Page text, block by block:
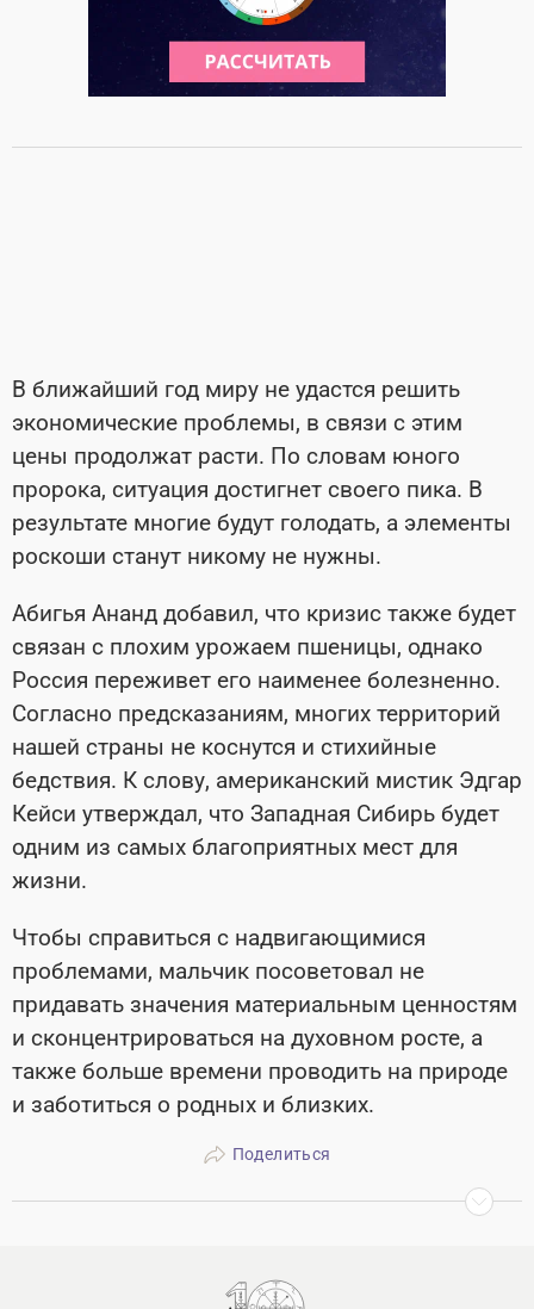
В ближайший год миру не удастся решить
экономические проблемы, в связи с этим
цены продолжат расти. По словам юного
пророка, ситуация достигнет своего пика. В
результате многие будут голодать, а элементы
роскоши станут никому не нужны.
Абигья Ананд добавил, что кризис также будет
связан с плохим урожаем пшеницы, однако
Россия переживет его наименее болезненно.
Согласно предсказаниям, многих территорий
нашей страны не коснутся и стихийные
бедствия. К слову, американский мистик Эдгар
Кейси утверждал, что Западная Сибирь будет
одним из самых благоприятных мест для
жизни.
Чтобы справиться с надвигающимися
проблемами, мальчик посоветовал не
придавать значения материальным ценностям
и сконцентрироваться на духовном росте, а
также больше времени проводить на природе
и заботиться о родных и близких.
Поделиться